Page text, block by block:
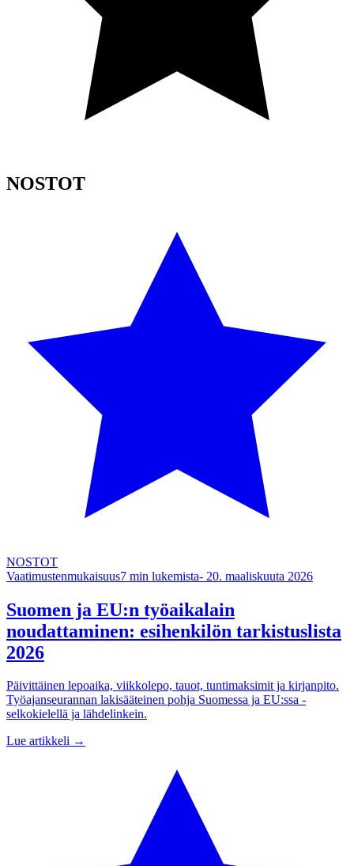
NOSTOT
NOSTOT
Vaatimustenmukaisuus7 min lukemista- 20. maaliskuuta 2026
Suomen ja EU:n työaikalain
noudattaminen: esihenkilön tarkistuslista
2026
Päivittäinen lepoaika, viikkolepo, tauot, tuntimaksimit ja kirjanpito.
Työajanseurannan lakisääteinen pohja Suomessa ja EU:ssa -
selkokielellä ja lähdelinkein.
Lue artikkeli →